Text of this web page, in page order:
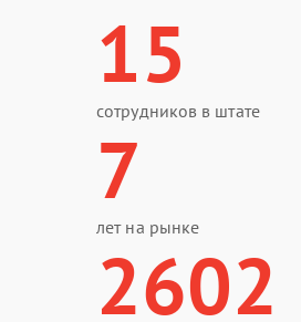
15
сотрудников в штате
7
лет на рынке
2602